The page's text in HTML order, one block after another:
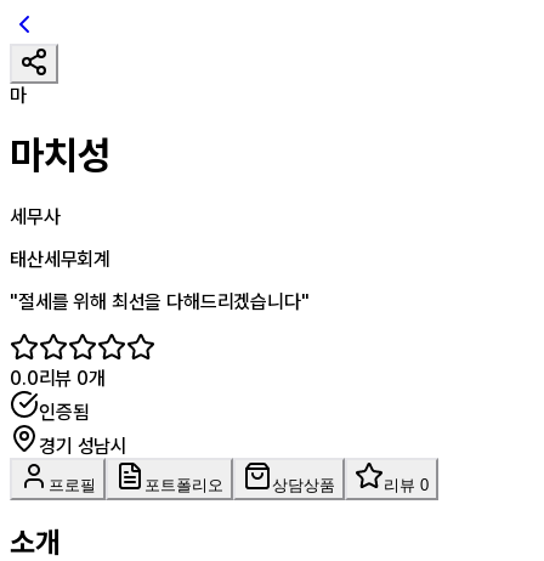
마
마치성
세무사
태산세무회계
"절세를 위해 최선을 다해드리겠습니다"
0.0리뷰 0개
인증됨
경기 성남시
프로필 포트폴리오 상담상품 리뷰 0
소개